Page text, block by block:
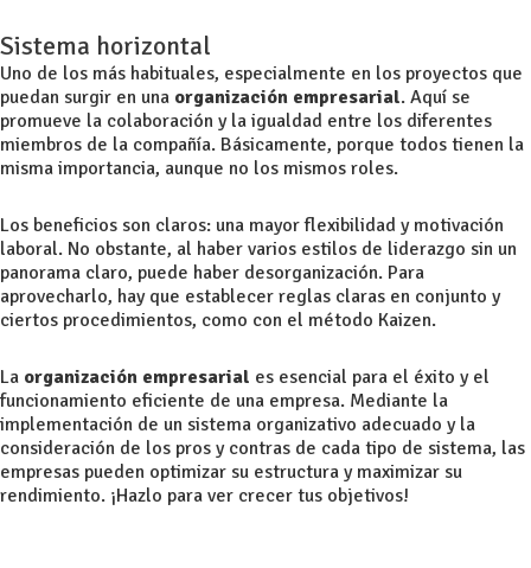
Sistema horizontal
Uno de los más habituales, especialmente en los proyectos que
puedan surgir en una organización empresarial. Aquí se
promueve la colaboración y la igualdad entre los diferentes
miembros de la compañía. Básicamente, porque todos tienen la
misma importancia, aunque no los mismos roles.
Los beneficios son claros: una mayor flexibilidad y motivación
laboral. No obstante, al haber varios estilos de liderazgo sin un
panorama claro, puede haber desorganización. Para
aprovecharlo, hay que establecer reglas claras en conjunto y
ciertos procedimientos, como con el método Kaizen.
La organización empresarial es esencial para el éxito y el
funcionamiento eficiente de una empresa. Mediante la
implementación de un sistema organizativo adecuado y la
consideración de los pros y contras de cada tipo de sistema, las
empresas pueden optimizar su estructura y maximizar su
rendimiento. ¡Hazlo para ver crecer tus objetivos!